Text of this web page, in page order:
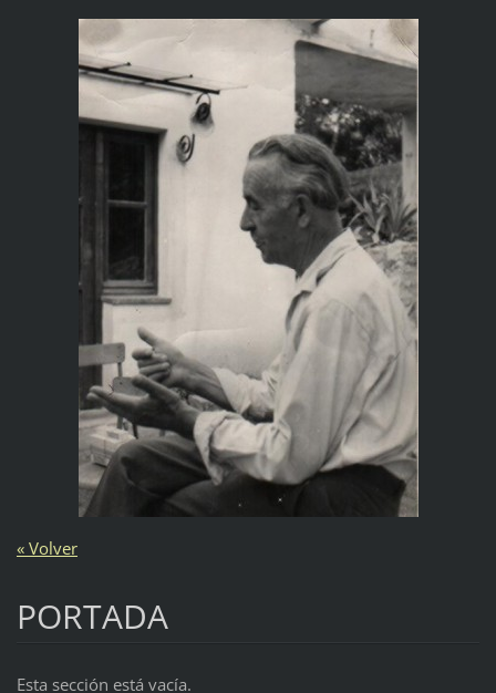
« Volver
PORTADA
Esta sección está vacía.